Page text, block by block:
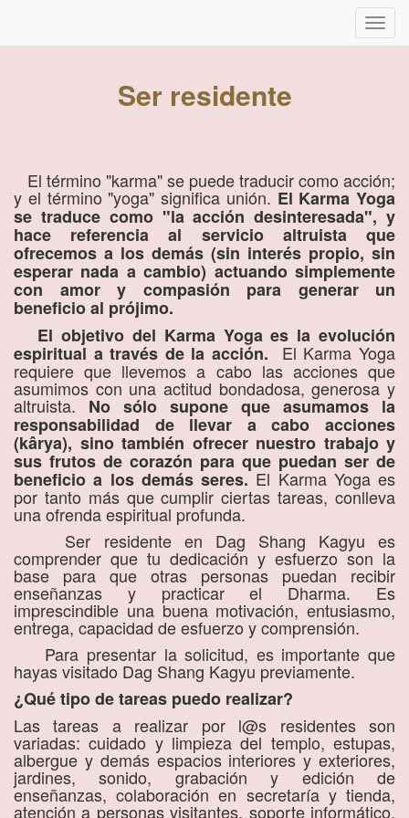
Ser residente
El término "karma" se puede traducir como acción;
y el término "yoga" significa unión. El Karma Yoga
se traduce como "la acción desinteresada", y
hace referencia al servicio altruista que
ofrecemos a los demás (sin interés propio, sin
esperar nada a cambio) actuando simplemente
con amor y compasión para generar un
beneficio al prójimo.
El objetivo del Karma Yoga es la evolución
espiritual a través de la acción. El Karma Yoga
requiere que llevemos a cabo las acciones que
asumimos con una actitud bondadosa, generosa y
altruista. No sólo supone que asumamos la
responsabilidad de llevar a cabo acciones
(kârya), sino también ofrecer nuestro trabajo y
sus frutos de corazón para que puedan ser de
beneficio a los demás seres. El Karma Yoga es
por tanto más que cumplir ciertas tareas, conlleva
una ofrenda espiritual profunda.
Ser residente en Dag Shang Kagyu es
comprender que tu dedicación y esfuerzo son la
base para que otras personas puedan recibir
enseñanzas y practicar el Dharma. Es
imprescindible una buena motivación, entusiasmo,
entrega, capacidad de esfuerzo y comprensión.
Para presentar la solicitud, es importante que
hayas visitado Dag Shang Kagyu previamente.
¿Qué tipo de tareas puedo realizar?
Las tareas a realizar por l@s residentes son
variadas: cuidado y limpieza del templo, estupas,
albergue y demás espacios interiores y exteriores,
jardines, sonido, grabación y edición de
enseñanzas, colaboración en secretaría y tienda,
atención a personas visitantes, soporte informático,